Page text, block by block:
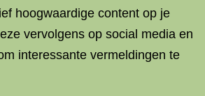
hoogwaardige content op je
vervolgens op social media en
interessante vermeldingen te